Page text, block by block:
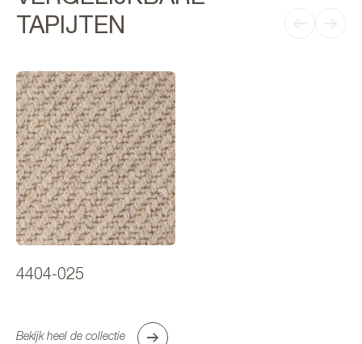
TAPIJTEN
4404-025
Bekijk heel de collectie